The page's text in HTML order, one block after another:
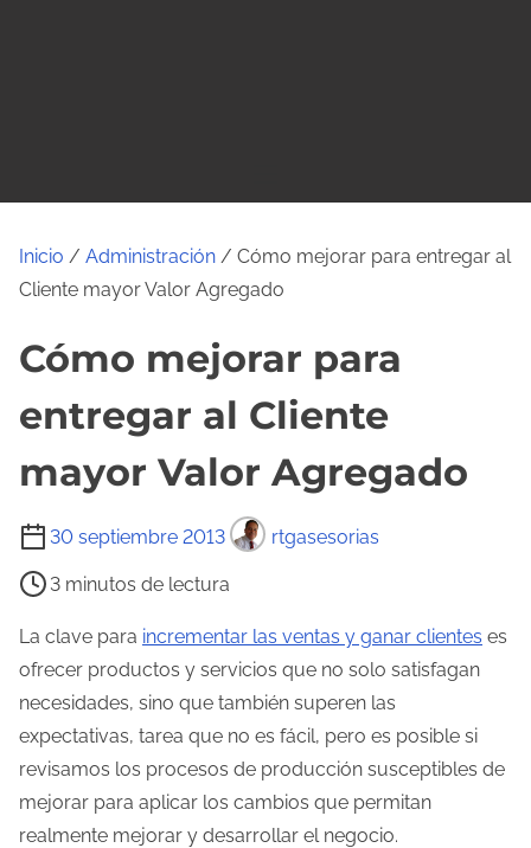
Inicio / Administración / Cómo mejorar para entregar al
Cliente mayor Valor Agregado
Cómo mejorar para
entregar al Cliente
mayor Valor Agregado
30 septiembre 2013 rtgasesorias
T
e
m
p
o
d
e
l
e
3 minutos de lectura
La clave para incrementar las ventas y ganar clientes es
ofrecer productos y servicios que no solo satisfagan
necesidades, sino que también superen las
expectativas, tarea que no es fácil, pero es posible si
revisamos los procesos de producción susceptibles de
mejorar para aplicar los cambios que permitan
realmente mejorar y desarrollar el negocio.